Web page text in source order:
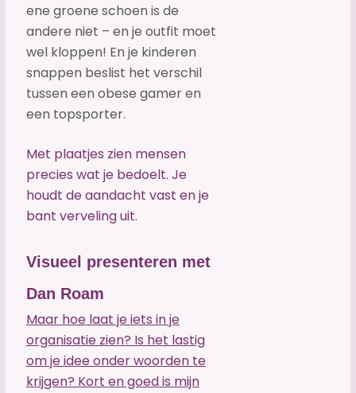
ene groene schoen is de
andere niet – enje outfit moet
wel kloppen! En je kinderen
snappen beslist het verschil
tussen een obese gamer en
een topsporter.
Met plaatjes zien mensen
precies wat je bedoelt. Je
houdt de aandacht vast en je
bant verveling uit.
Visueel presenteren met
Dan Roam
Maar hoe laat je iets in je
organisatie zien? Is het lastig
om je idee onder woorden te
krijgen? Kort en goed is mijn